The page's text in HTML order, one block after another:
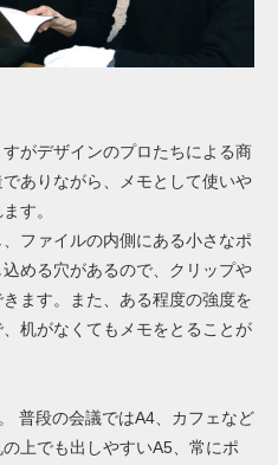
がデザインのプロたちによる商
ありながら、メモとして使いや
す。
ファイルの内側にある小さなポ
める穴があるので、クリップや
ます。また、ある程度の強度を
机がなくてもメモをとることが
普段の会議ではA4、カフェなど
上でも出しやすいA5、常にポ